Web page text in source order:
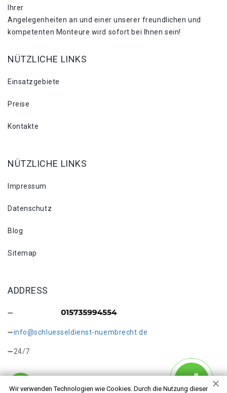
Wir verwenden Technologien wie Cookies. Durch die Nutzung dieser
Ihrer
Angelegenheiten an und einer unserer freundlichen und
kompetenten Monteure wird sofort bei Ihnen sein!
NÜTZLICHE LINKS
Einsatzgebiete
Preise
Kontakte
NÜTZLICHE LINKS
Impressum
Datenschutz
Blog
Sitemap
ADDRESS
info@schluesseldienst-nuembrecht.de
24/7